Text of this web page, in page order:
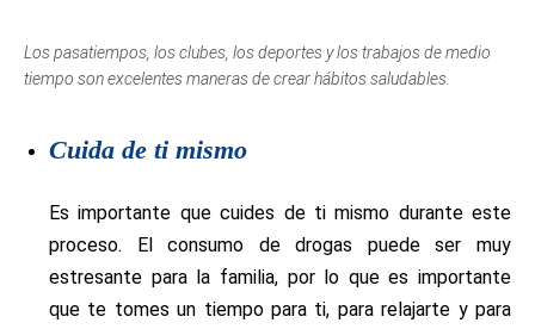
Los pasatiempos, los clubes, los deportes y los trabajos de medio
tiempo son excelentes maneras de crear hábitos saludables.
Cuida de ti mismo
Es importante que cuides de ti mismo durante este
proceso. El consumo de drogas puede ser muy
estresante para la familia, por lo que es importante
que te tomes un tiempo para ti, para relajarte y para